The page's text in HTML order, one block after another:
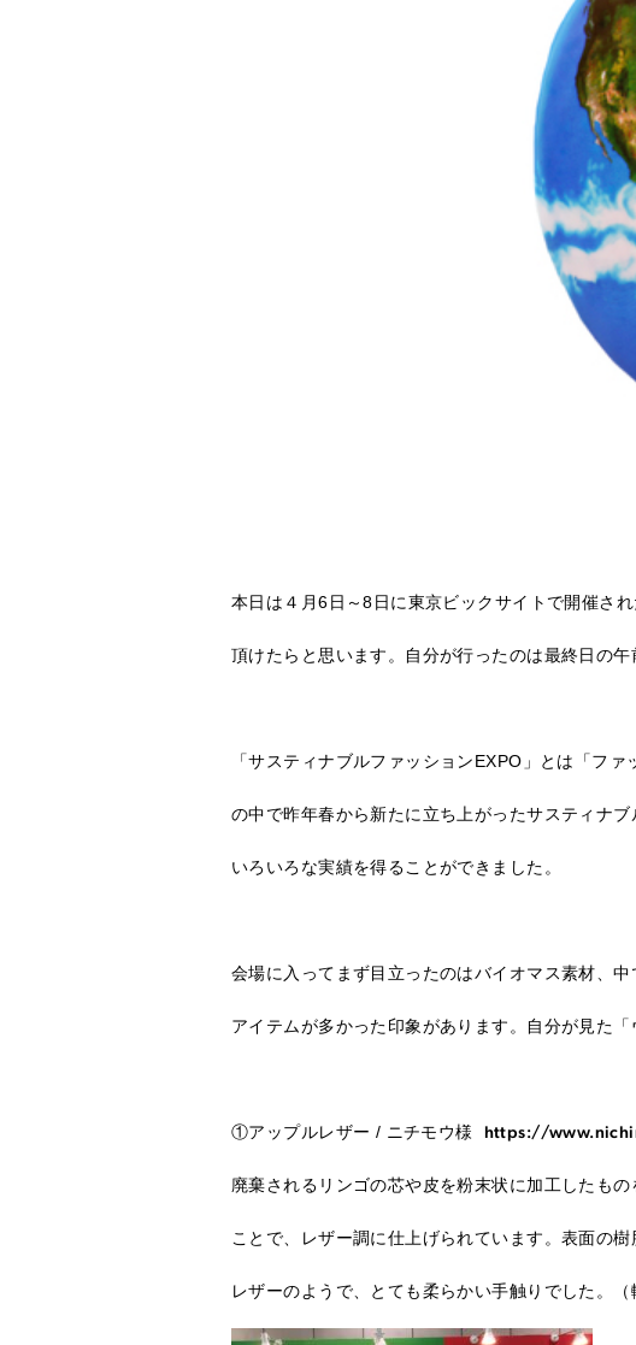
本日は４月6日～8日に東京ビックサイトで開催さ
頂けたらと思います。自分が行ったのは最終日の
「サスティナブルファッションEXPO」とは「フ
の中で昨年春から新たに立ち上がったサスティナ
いろいろな実績を得ることができました。
会場に入ってまず目立ったのはバイオマス素材、
アイテムが多かった印象があります。自分が見た
①アップルレザー / ニチモウ様 https://
廃棄されるリンゴの芯や皮を粉末状に加工したも
ことで、レザー調に仕上げられています。表面の
レザーのようで、とても柔らかい手触りでした。（